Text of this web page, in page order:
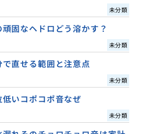
未分類
固なヘドロどう溶かす？
未分類
直せる範囲と注意点
未分類
いコポコポ音なぜ
未分類